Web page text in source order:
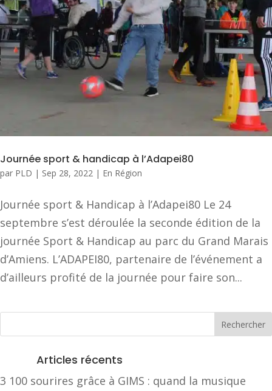
Journée sport & handicap à l’Adapei80
par PLD | Sep 28, 2022 | En Région
Journée sport & Handicap à l’Adapei80 Le 24
septembre s’est déroulée la seconde édition de la
journée Sport & Handicap au parc du Grand Marais
d’Amiens. L’ADAPEI80, partenaire de l’événement a
d’ailleurs profité de la journée pour faire son...
Articles récents
3 100 sourires grâce à GIMS : quand la musique